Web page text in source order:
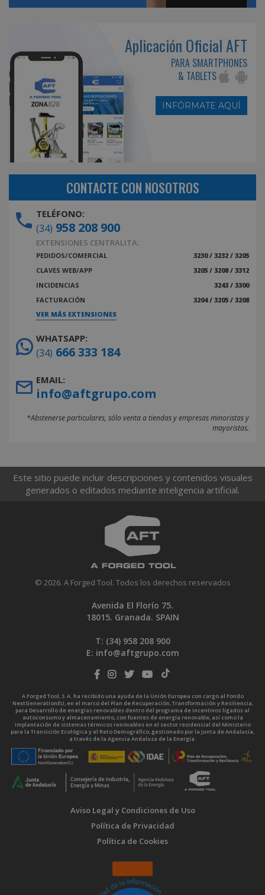
Aplicación Oficial AFT
PARA SMARTPHONES
& TABLETS
INFÓRMATE AQUÍ
CONTACTE CON NOSOTROS
TELÉFONO:
(34) 958 208 900
EXTENSIONES CENTRALITA:
PEDIDOS/COMERCIAL
3230 / 3232 / 3205
CLAVES WEB/APP
3205 / 3208 / 3312
INCIDENCIAS
3243 / 3300
FACTURACIÓN
3204 / 3205 / 3208
VER MÁS EXTENSIONES
WHATSAPP:
(34) 666 333 184
EMAIL:
info@aftgrupo.com
*Abstenerse particulares, sólo venta a tiendas y empresas minoristas y
mayoristas.
Este sitio puede incluir descripciones y contenidos visuales
generados o editados mediante inteligencia artificial.
© 2026. A Forged Tool. Todos los derechos reservados
Avenida El Florío 75.
18015. Granada. SPAIN
T: (34) 958 208 900
E: info@aftgrupo.com
A Forged Tool, S.A. ha recibido una ayuda de la Unión Europea con cargo al Fondo
NextGenerationEU, en el marco del Plan de Recuperación, Transformación y Resiliencia,
para Desarrollo de energías renovables dentro del programa de incentivos ligados al
autoconsumo y almacenamiento, con fuentes de energía renovable, así como la
implantación de sistemas térmicos renovables en el sector residencial del Ministerio
para la Transición Ecológica y el Reto Demográfico, gestionado por la Junta de Andalucía,
a través de la Agencia Andaluza de la Energía.
Aviso Legal y Condiciones de Uso
Política de Privacidad
Política de Cookies